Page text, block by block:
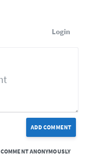
Login
ADD COMMENT
COMMENT ANONYMOUSLY